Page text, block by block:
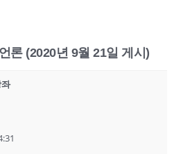
론 (2020년 9월 21일 게시)